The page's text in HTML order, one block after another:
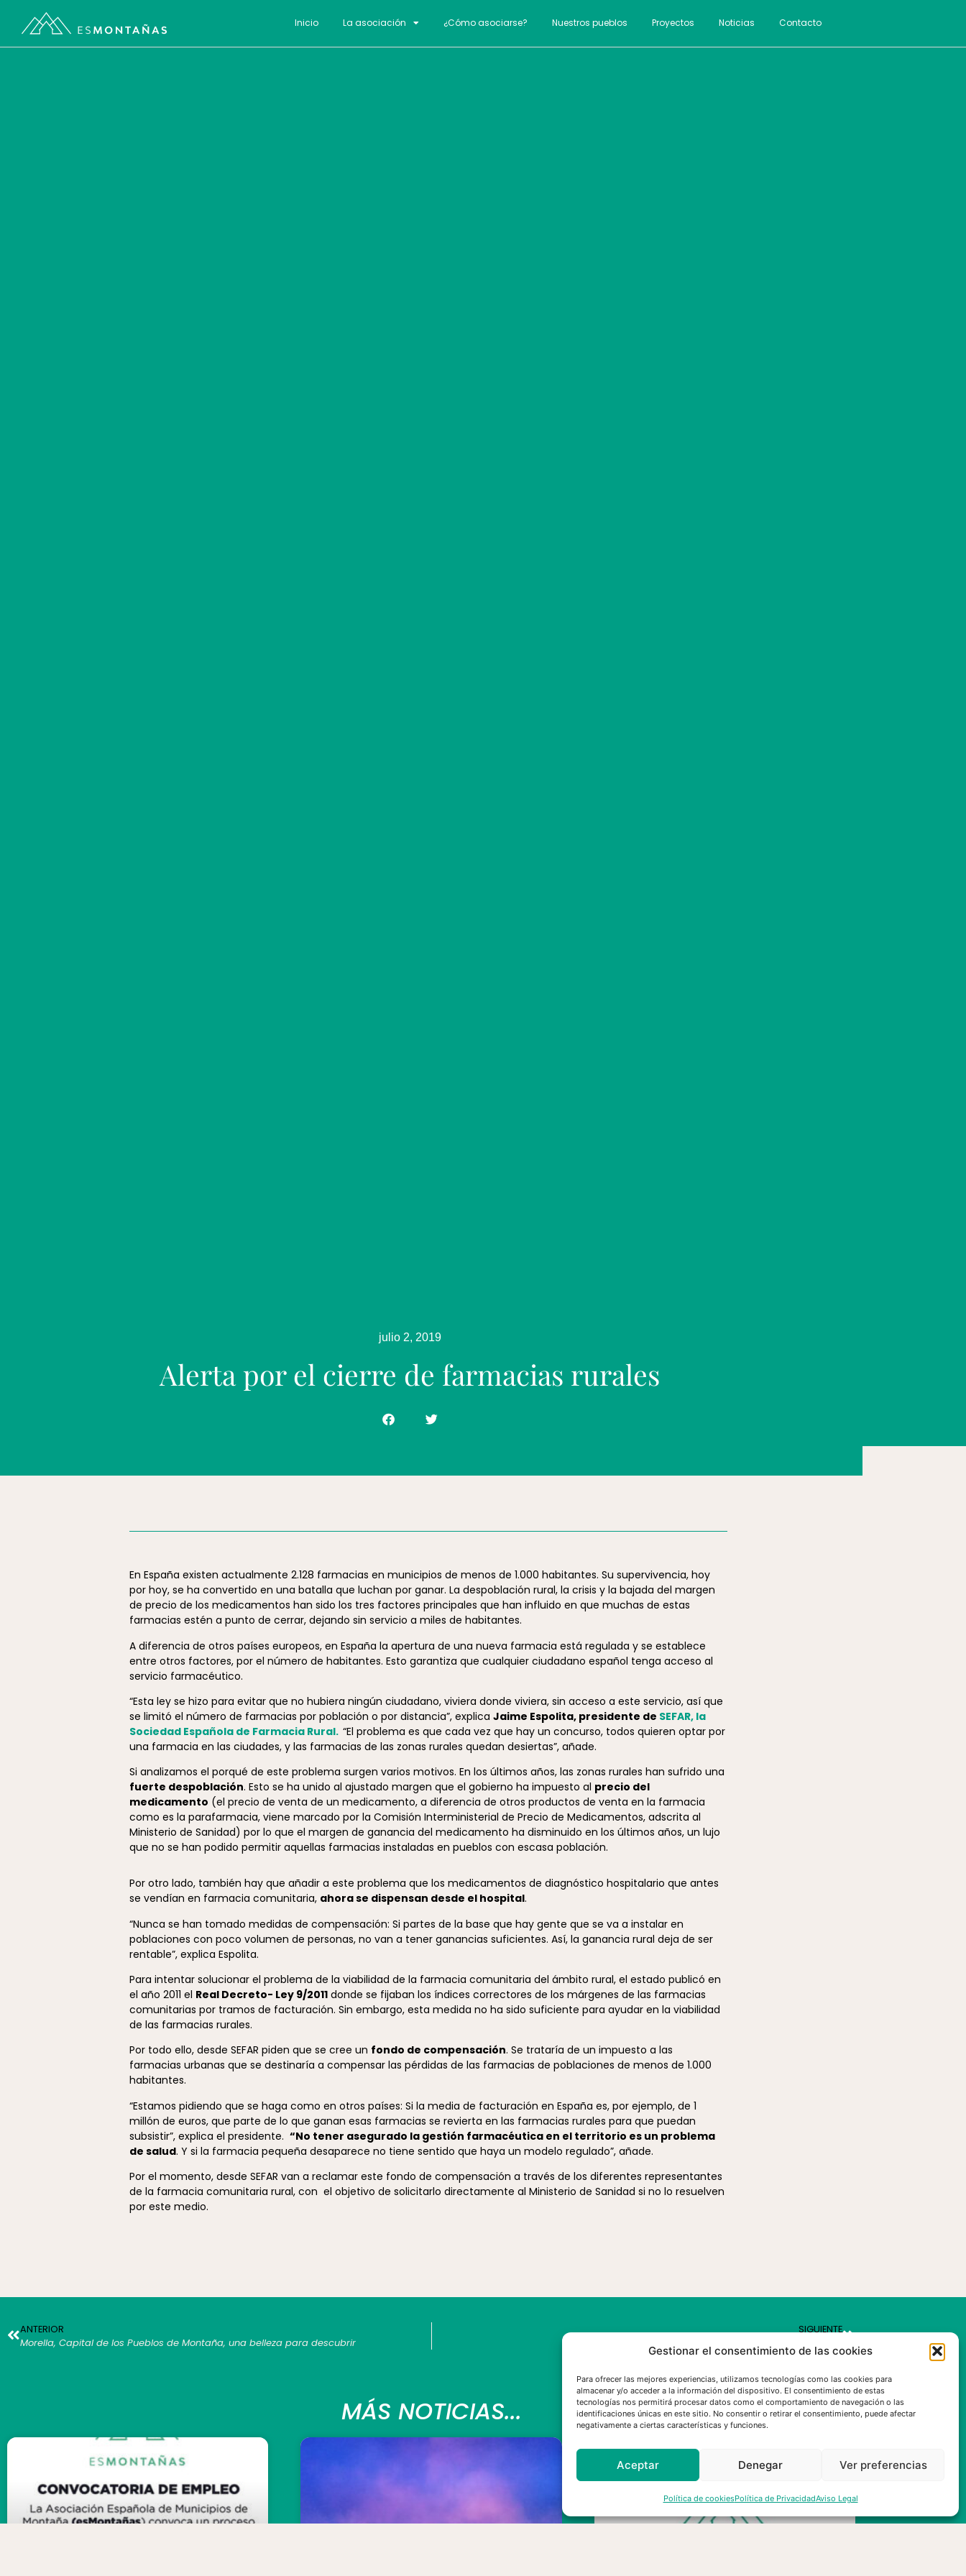
Gestionar el consentimiento de las cookies
Para ofrecer las mejores experiencias, utilizamos tecnologías como las cookies para
almacenar y/o acceder a la información del dispositivo. El consentimiento de estas
tecnologías nos permitirá procesar datos como el comportamiento de navegación o las
identificaciones únicas en este sitio. No consentir o retirar el consentimiento, puede afectar
negativamente a ciertas características y funciones.
Aceptar Denegar Ver preferencias
Política de cookiesPolítica de PrivacidadAviso Legal
Inicio La asociación ¿Cómo asociarse? Nuestros pueblos Proyectos Noticias Contacto
julio 2, 2019
Alerta por el cierre de farmacias rurales
En España existen actualmente 2.128 farmacias en municipios de menos de 1.000 habitantes. Su supervivencia, hoy
por hoy, se ha convertido en una batalla que luchan por ganar. La despoblación rural, la crisis y la bajada del margen
de precio de los medicamentos han sido los tres factores principales que han influido en que muchas de estas
farmacias estén a punto de cerrar, dejando sin servicio a miles de habitantes.
A diferencia de otros países europeos, en España la apertura de una nueva farmacia está regulada y se establece
entre otros factores, por el número de habitantes. Esto garantiza que cualquier ciudadano español tenga acceso al
servicio farmacéutico.
“Esta ley se hizo para evitar que no hubiera ningún ciudadano, viviera donde viviera, sin acceso a este servicio, así que
se limitó el número de farmacias por población o por distancia”, explica Jaime Espolita, presidente de SEFAR, la
Sociedad Española de Farmacia Rural. “El problema es que cada vez que hay un concurso, todos quieren optar por
una farmacia en las ciudades, y las farmacias de las zonas rurales quedan desiertas”, añade.
Si analizamos el porqué de este problema surgen varios motivos. En los últimos años, las zonas rurales han sufrido una
fuerte despoblación. Esto se ha unido al ajustado margen que el gobierno ha impuesto al precio del
medicamento (el precio de venta de un medicamento, a diferencia de otros productos de venta en la farmacia
como es la parafarmacia, viene marcado por la Comisión Interministerial de Precio de Medicamentos, adscrita al
Ministerio de Sanidad) por lo que el margen de ganancia del medicamento ha disminuido en los últimos años, un lujo
que no se han podido permitir aquellas farmacias instaladas en pueblos con escasa población.
Por otro lado, también hay que añadir a este problema que los medicamentos de diagnóstico hospitalario que antes
se vendían en farmacia comunitaria, ahora se dispensan desde el hospital.
“Nunca se han tomado medidas de compensación: Si partes de la base que hay gente que se va a instalar en
poblaciones con poco volumen de personas, no van a tener ganancias suficientes. Así, la ganancia rural deja de ser
rentable”, explica Espolita.
Para intentar solucionar el problema de la viabilidad de la farmacia comunitaria del ámbito rural, el estado publicó en
el año 2011 el Real Decreto- Ley 9/2011 donde se fijaban los índices correctores de los márgenes de las farmacias
comunitarias por tramos de facturación. Sin embargo, esta medida no ha sido suficiente para ayudar en la viabilidad
de las farmacias rurales.
Por todo ello, desde SEFAR piden que se cree un fondo de compensación. Se trataría de un impuesto a las
farmacias urbanas que se destinaría a compensar las pérdidas de las farmacias de poblaciones de menos de 1.000
habitantes.
“Estamos pidiendo que se haga como en otros países: Si la media de facturación en España es, por ejemplo, de 1
millón de euros, que parte de lo que ganan esas farmacias se revierta en las farmacias rurales para que puedan
subsistir”, explica el presidente. “No tener asegurado la gestión farmacéutica en el territorio es un problema
de salud. Y si la farmacia pequeña desaparece no tiene sentido que haya un modelo regulado”, añade.
Por el momento, desde SEFAR van a reclamar este fondo de compensación a través de los diferentes representantes
de la farmacia comunitaria rural, con el objetivo de solicitarlo directamente al Ministerio de Sanidad si no lo resuelven
por este medio.
ANTERIOR
Morella, Capital de los Pueblos de Montaña, una belleza para descubrir
SIGUIENTE
MÁS NOTICIAS...